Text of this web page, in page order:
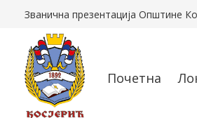
Званична презентација Општине
Почетна